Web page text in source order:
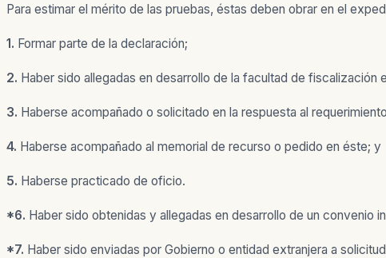
Para estimar el mérito de las pruebas, éstas deben obrar en el
1. Formar parte de la declaración;
2. Haber sido allegadas en desarrollo de la facultad de
3. Haberse acompañado o solicitado en la respuesta al
4. Haberse acompañado al memorial de recurso o pedido en éste; y
5. Haberse practicado de oficio.
*6. Haber sido obtenidas y allegadas en desarrollo de un convenio
*7. Haber sido enviadas por Gobierno o entidad extranjera a